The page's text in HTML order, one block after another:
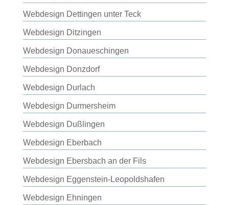
Webdesign Dettingen unter Teck
Webdesign Ditzingen
Webdesign Donaueschingen
Webdesign Donzdorf
Webdesign Durlach
Webdesign Durmersheim
Webdesign Dußlingen
Webdesign Eberbach
Webdesign Ebersbach an der Fils
Webdesign Eggenstein-Leopoldshafen
Webdesign Ehningen